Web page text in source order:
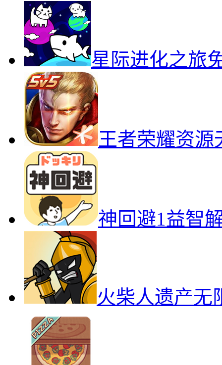
星际进化之旅
王者荣耀资源
神回避1益智
火柴人遗产无